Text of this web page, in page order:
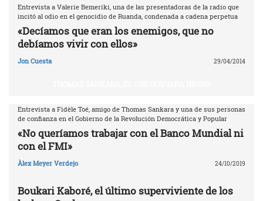
Entrevista a Valerie Bemeriki, una de las presentadoras de la radio que
incitó al odio en el genocidio de Ruanda, condenada a cadena perpetua
«Decíamos que eran los enemigos, que no
debíamos vivir con ellos»
Jon Cuesta 29/04/2014
Entrevista a Fidèle Toé, amigo de Thomas Sankara y una de sus personas
de confianza en el Gobierno de la Revolución Democrática y Popular
«No queríamos trabajar con el Banco Mundial ni
con el FMI»
Àlex Meyer Verdejo 24/10/2019
Boukari Kaboré, el último superviviente de los